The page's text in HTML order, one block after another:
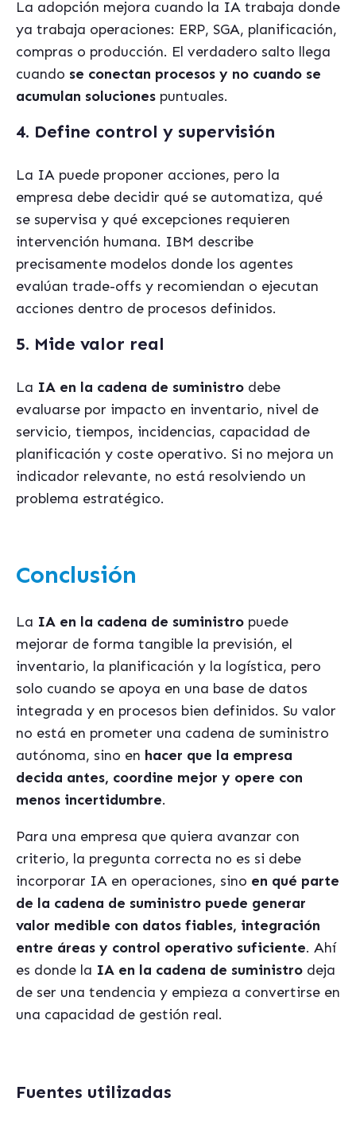
La adopción mejora cuando la IA trabaja donde
ya trabaja operaciones: ERP, SGA, planificación,
compras o producción. El verdadero salto llega
cuando se conectan procesos y no cuando se
acumulan soluciones puntuales.
4. Define control y supervisión
La IA puede proponer acciones, pero la
empresa debe decidir qué se automatiza, qué
se supervisa y qué excepciones requieren
intervención humana. IBM describe
precisamente modelos donde los agentes
evalúan trade-offs y recomiendan o ejecutan
acciones dentro de procesos definidos.
5. Mide valor real
La IA en la cadena de suministro debe
evaluarse por impacto en inventario, nivel de
servicio, tiempos, incidencias, capacidad de
planificación y coste operativo. Si no mejora un
indicador relevante, no está resolviendo un
problema estratégico.
Conclusión
La IA en la cadena de suministro puede
mejorar de forma tangible la previsión, el
inventario, la planificación y la logística, pero
solo cuando se apoya en una base de datos
integrada y en procesos bien definidos. Su valor
no está en prometer una cadena de suministro
autónoma, sino en hacer que la empresa
decida antes, coordine mejor y opere con
menos incertidumbre.
Para una empresa que quiera avanzar con
criterio, la pregunta correcta no es si debe
incorporar IA en operaciones, sino en qué parte
de la cadena de suministro puede generar
valor medible con datos fiables, integración
entre áreas y control operativo suficiente. Ahí
es donde la IA en la cadena de suministro deja
de ser una tendencia y empieza a convertirse en
una capacidad de gestión real.
Fuentes utilizadas